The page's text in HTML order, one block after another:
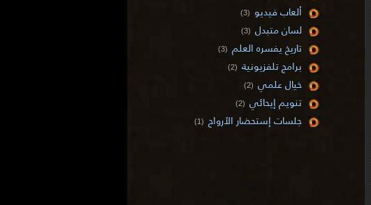
ألعاب فيديو (3)
لسان متبدل (3)
تاريخ يفسره العلم (3)
برامج تلفزيونية (2)
خيال علمي (2)
تنويم إيحائي (2)
جلسات إستحضار الأرواح (1)